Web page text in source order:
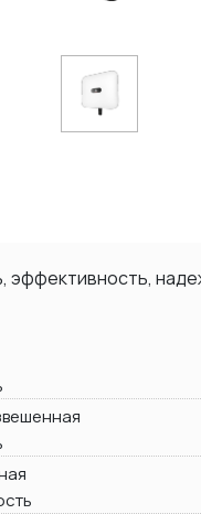
эффективность,